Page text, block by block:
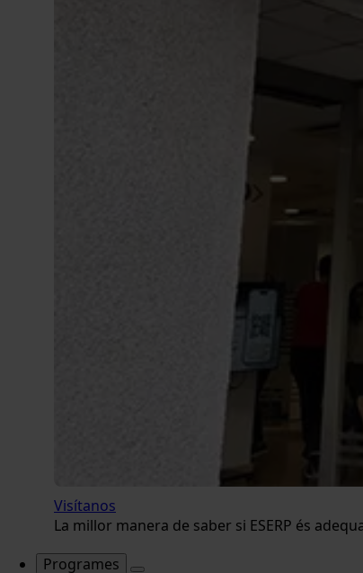
Visítanos
La millor manera de saber si ESERP és
Programes